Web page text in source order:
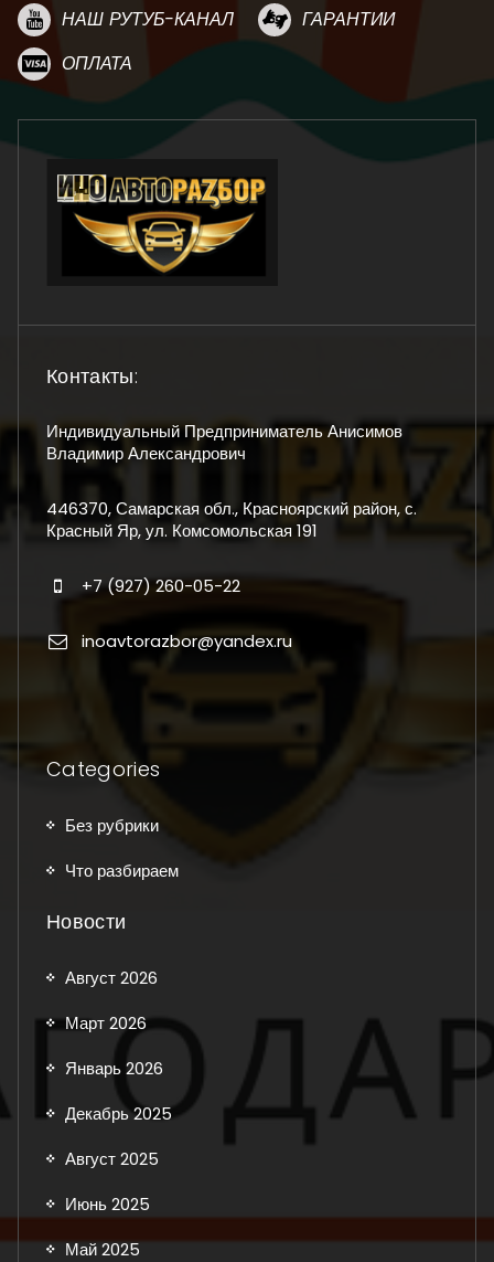
НАШ РУТУБ-КАНАЛ
ГАРАНТИИ
ОПЛАТА
Контакты:
Индивидуальный Предприниматель Анисимов
Владимир Александрович
446370, Самарская обл., Красноярский район, с.
Красный Яр, ул. Комсомольская 191
+7 (927) 260-05-22
inoavtorazbor@yandex.ru
Categories
Без рубрики
Что разбираем
Новости
Август 2026
Март 2026
Январь 2026
Декабрь 2025
Август 2025
Июнь 2025
Май 2025